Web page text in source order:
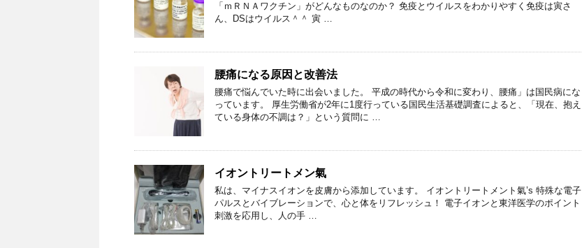
「ｍＲＮＡワクチン」がどんなものなのか？ 免疫とウイルスをわかりやすく免疫は寅さ
ん、DSはウイルス＾＾ 寅 …
腰痛になる原因と改善法
腰痛で悩んでいた時に出会いました。 平成の時代から令和に変わり、腰痛」は国民病にな
っています。 厚生労働省が2年に1度行っている国民生活基礎調査によると、「現在、抱え
ている身体の不調は？」という質問に …
イオントリートメン氣
私は、マイナスイオンを皮膚から添加しています。 イオントリートメント氣’s 特殊な電子
パルスとバイブレーションで、心と体をリフレッシュ！ 電子イオンと東洋医学のポイント
刺激を応用し、人の手 …